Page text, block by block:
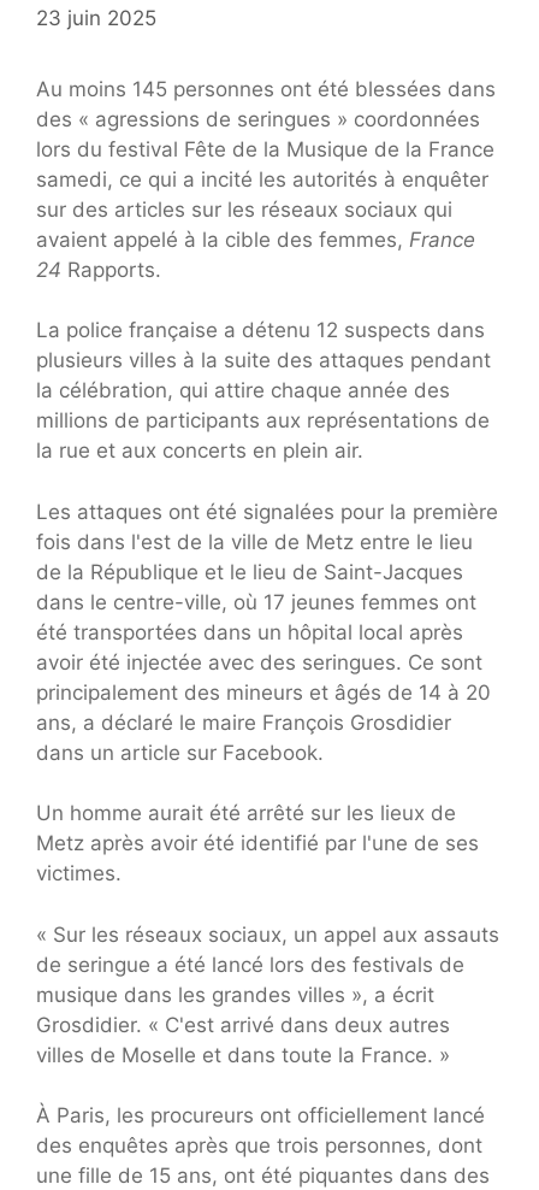
23 juin 2025
Au moins 145 personnes ont été blessées dans
des « agressions de seringues » coordonnées
lors du festival Fête de la Musique de la France
samedi, ce qui a incité les autorités à enquêter
sur des articles sur les réseaux sociaux qui
avaient appelé à la cible des femmes, France
24 Rapports.
La police française a détenu 12 suspects dans
plusieurs villes à la suite des attaques pendant
la célébration, qui attire chaque année des
millions de participants aux représentations de
la rue et aux concerts en plein air.
Les attaques ont été signalées pour la première
fois dans l'est de la ville de Metz entre le lieu
de la République et le lieu de Saint-Jacques
dans le centre-ville, où 17 jeunes femmes ont
été transportées dans un hôpital local après
avoir été injectée avec des seringues. Ce sont
principalement des mineurs et âgés de 14 à 20
ans, a déclaré le maire François Grosdidier
dans un article sur Facebook.
Un homme aurait été arrêté sur les lieux de
Metz après avoir été identifié par l'une de ses
victimes.
« Sur les réseaux sociaux, un appel aux assauts
de seringue a été lancé lors des festivals de
musique dans les grandes villes », a écrit
Grosdidier. « C'est arrivé dans deux autres
villes de Moselle et dans toute la France. »
À Paris, les procureurs ont officiellement lancé
des enquêtes après que trois personnes, dont
une fille de 15 ans, ont été piquantes dans des